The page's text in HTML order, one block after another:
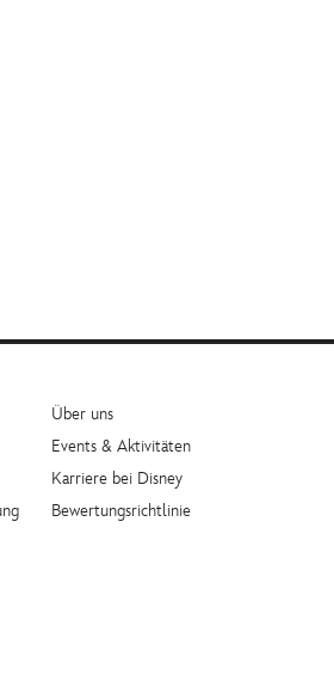
Über uns
Events & Aktivitäten
Karriere bei Disney
Bewertungsrichtlinie